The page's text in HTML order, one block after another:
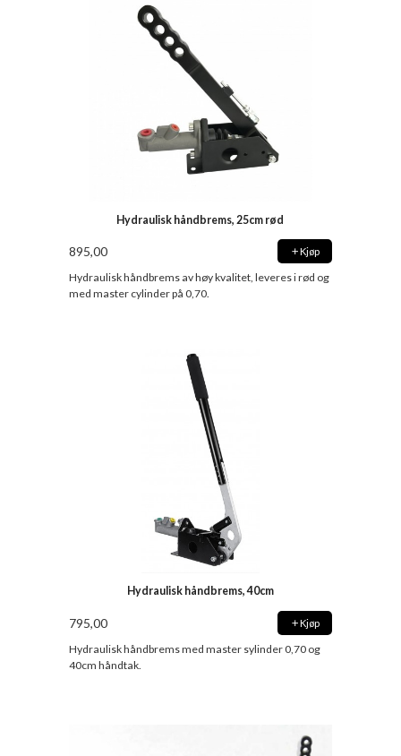
Hydraulisk håndbrems, 25cm rød
895,00 Kjøp
Hydraulisk håndbrems av høy kvalitet, leveres i rød og
med master cylinder på 0,70.
Hydraulisk håndbrems, 40cm
795,00 Kjøp
Hydraulisk håndbrems med master sylinder 0,70 og
40cm håndtak.